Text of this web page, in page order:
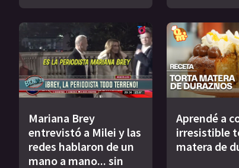
Mariana Brey
entrevistó a Milei y las
redes hablaron de un
mano a mano... sin
Aprendé a
irresistible
matera de